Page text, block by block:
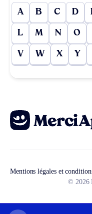
A B C D
L M N O
V W X Y
Mentions légales et
© 2026